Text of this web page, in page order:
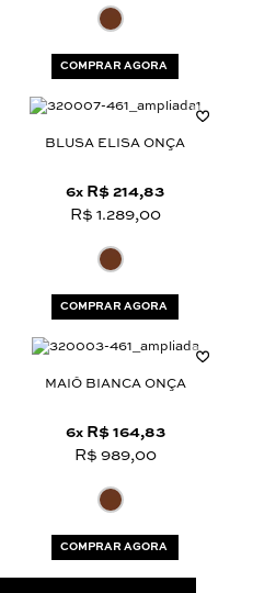
COMPRAR AGORA
BLUSA ELISA ONÇA
6x R$ 214,83
R$ 1.289,00
COMPRAR AGORA
MAIÔ BIANCA ONÇA
6x R$ 164,83
R$ 989,00
COMPRAR AGORA